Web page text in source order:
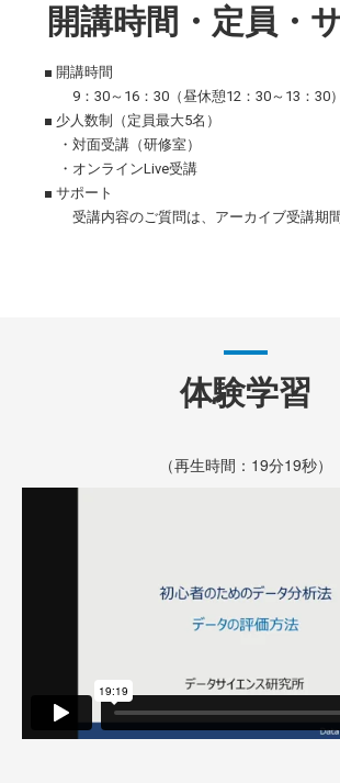
開講時間・定員・
■ 開講時間
9：30～16：30（昼休憩12：30～13：30）
■ 少人数制（定員最大5名）
・対面受講（研修室）
・オンラインLive受講
■ サポート
受講内容のご質問は、アーカイブ受講期間
体験学習
（再生時間：19分19秒）